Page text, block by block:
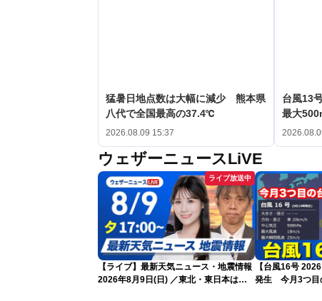
猛暑日地点数は大幅に減少 熊本県
八代で全国最高の37.4℃
2026.08.09 15:37
台風13
最大
ウェザーニュースLiVE
ライブ放送中
【ライブ】最新天気ニュース・地震情報
2026年8月9日(日) ／東北・東日本は急
【台風16号
発生 今月3つ目